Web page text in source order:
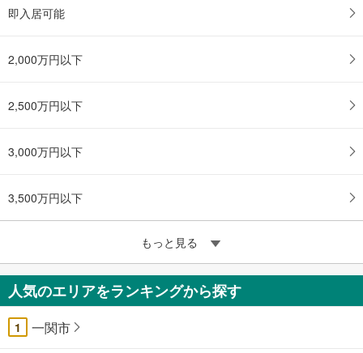
即入居可能
2,000万円以下
2,500万円以下
3,000万円以下
3,500万円以下
もっと見る
人気のエリアをランキングから探す
1 一関市